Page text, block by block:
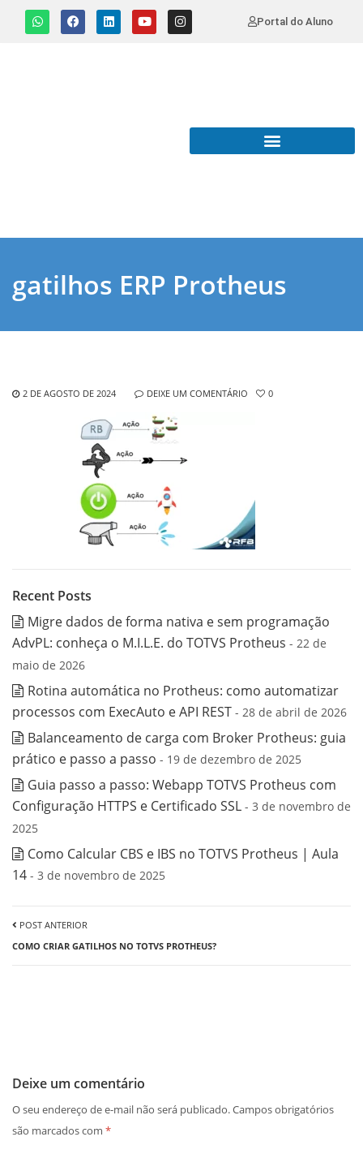
Portal do Aluno
gatilhos ERP Protheus
2 DE AGOSTO DE 2024 DEIXE UM COMENTÁRIO 0
Recent Posts
Migre dados de forma nativa e sem programação
AdvPL: conheça o M.I.L.E. do TOTVS Protheus - 22 de
maio de 2026
Rotina automática no Protheus: como automatizar
processos com ExecAuto e API REST - 28 de abril de 2026
Balanceamento de carga com Broker Protheus: guia
prático e passo a passo - 19 de dezembro de 2025
Guia passo a passo: Webapp TOTVS Protheus com
Configuração HTTPS e Certificado SSL - 3 de novembro de
2025
Como Calcular CBS e IBS no TOTVS Protheus | Aula
14 - 3 de novembro de 2025
POST ANTERIOR
COMO CRIAR GATILHOS NO TOTVS PROTHEUS?
Deixe um comentário
O seu endereço de e-mail não será publicado.Campos obrigatórios
são marcados com *